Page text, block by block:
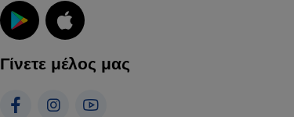
Γίνετε μέλος μας